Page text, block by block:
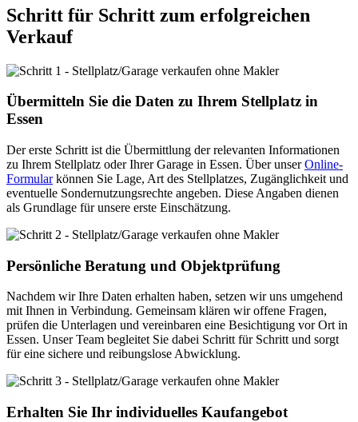
Schritt für Schritt zum erfolgreichen
Verkauf
Übermitteln Sie die Daten zu Ihrem Stellplatz in
Essen
Der erste Schritt ist die Übermittlung der relevanten Informationen
zu Ihrem Stellplatz oder Ihrer Garage in Essen. Über unserOnline-
Formularkönnen Sie Lage, Art des Stellplatzes, Zugänglichkeit und
eventuelle Sondernutzungsrechte angeben. Diese Angaben dienen
als Grundlage für unsere erste Einschätzung.
Persönliche Beratung und Objektprüfung
Nachdem wir Ihre Daten erhalten haben, setzen wir uns umgehend
mit Ihnen in Verbindung. Gemeinsam klären wir offene Fragen,
prüfen die Unterlagen und vereinbaren eine Besichtigung vor Ort in
Essen. Unser Team begleitet Sie dabei Schritt für Schritt und sorgt
für eine sichere und reibungslose Abwicklung.
Erhalten Sie Ihr individuelles Kaufangebot